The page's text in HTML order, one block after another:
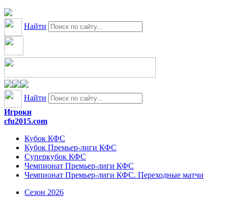
Найти
Найти
Игроки
cfu2015.com
Кубок КФС
Кубок Премьер-лиги КФС
Суперкубок КФС
Чемпионат Премьер-лиги КФС
Чемпионат Премьер-лиги КФС. Переходные матчи
Сезон 2026